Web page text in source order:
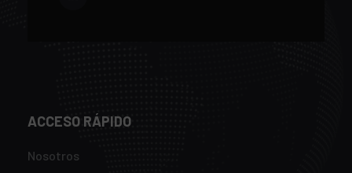
ACCESO RÁPIDO
Nosotros